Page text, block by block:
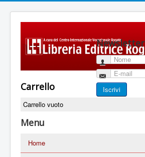
Newsletter
Nome
E-mail
Iscrivi
Carrello
Carrello vuoto
Menu
Home